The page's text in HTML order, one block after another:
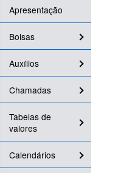
Apresentação
Bolsas
Auxílios
Chamadas
Tabelas de
valores
Calendários